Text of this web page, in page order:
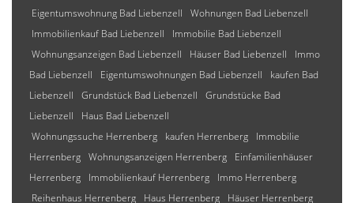
Eigentumswohnung Bad Liebenzell
Wohnungen Bad Liebenzell
Immobilienkauf Bad Liebenzell
Immobilie Bad Liebenzell
Wohnungsanzeigen Bad Liebenzell
Häuser Bad Liebenzell
Immo
Bad Liebenzell
Eigentumswohnungen Bad Liebenzell
kaufen Bad
Liebenzell
Grundstück Bad Liebenzell
Grundstücke Bad
Liebenzell
Haus Bad Liebenzell
Wohnungssuche Herrenberg
kaufen Herrenberg
Immobilie
Herrenberg Wohnungsanzeigen Herrenberg
Einfamilienhäuser
Herrenberg
Immobilienkauf Herrenberg
Immo Herrenberg
Reihenhaus Herrenberg
Haus Herrenberg
Häuser Herrenberg